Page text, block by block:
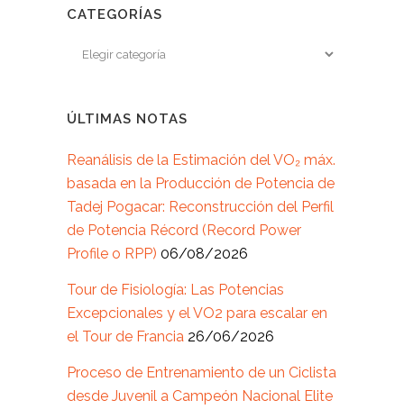
CATEGORÍAS
ÚLTIMAS NOTAS
Reanálisis de la Estimación del VO₂ máx.
basada en la Producción de Potencia de
Tadej Pogacar: Reconstrucción del Perfil
de Potencia Récord (Record Power
Profile o RPP) 06/08/2026
Tour de Fisiología: Las Potencias
Excepcionales y el VO2 para escalar en
el Tour de Francia 26/06/2026
Proceso de Entrenamiento de un Ciclista
desde Juvenil a Campeón Nacional Elite